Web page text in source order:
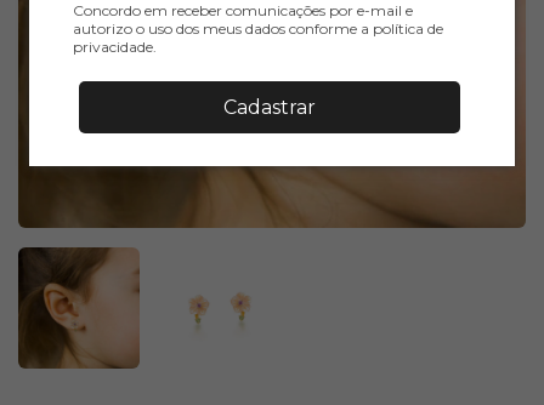
Concordo em receber comunicações por e-mail e
autorizo o uso dos meus dados conforme a política de
privacidade.
Cadastrar